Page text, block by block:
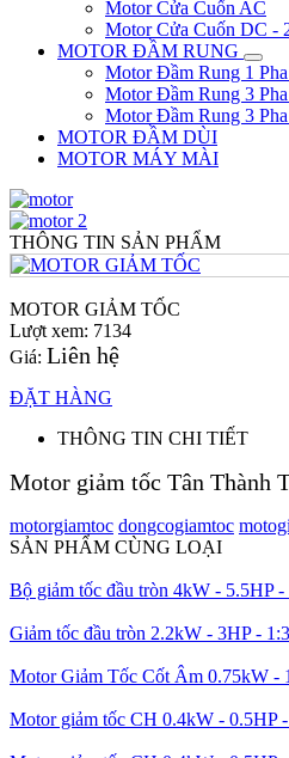
Motor Cửa Cuốn AC
Motor Cửa Cuốn DC -
MOTOR ĐẦM RUNG
Motor Đầm Rung 1
Motor Đầm Rung 3
Motor Đầm Rung 3
MOTOR ĐẦM DÙI
MOTOR MÁY MÀI
THÔNG TIN SẢN PHẨM
MOTOR GIẢM TỐC
Lượt xem: 7134
Giá: Liên hệ
ĐẶT HÀNG
THÔNG TIN CHI TIẾT
Motor giảm tốc Tân Thành
motorgiamtoc dongcogiamtoc
SẢN PHẨM CÙNG LOẠI
Bộ giảm tốc đầu tròn 4kW - 5.5HP -
Giảm tốc đầu tròn 2.2kW - 3HP -
Motor Giảm Tốc Cốt Âm 0.75kW -
Motor giảm tốc CH 0.4kW - 0.5HP